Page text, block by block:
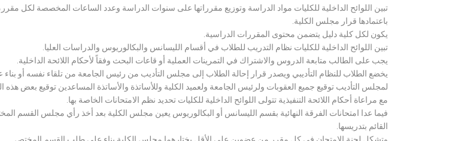
تبين اللوائح الداخلية للكليات مواد الدراسة وتوزيع مقرراتها على سنوات الدراسة وعدد الساعات المخصصة
باعتمادها قرار مجلس الكلية.
يكون لكل كلية دليل يتضمن محتوى المقررات الدراسية.
تبين اللوائح الداخلية للكليات نظام التدريب للطلاب في أقسام الليسانس والبكالوريوس والدراسات العليا.
يجب على الطالب متابعة الدروس والاشتراك في التمرينات العملية أو قاعات البحث وفقاً لأحكام اللائحة الداخلية.
يخضع الطلاب للنظام التأديبي ويصدر قرار إحالة الطلاب إلى مجلس التأديب من رئيس الجامعة من تلقاء نفسه أو بناء
لمجلس التأديب توقيع جميع العقوبات ولرئيس الجامعة ولعميد الكلية وللأساتذة والأساتذة المساعدين توقيع بعض هذه
مع مراعاة أحكام اللائحة التنفيذية تتولى اللوائح الداخلية للكليات تحديد نظم الامتحانات الخاصة بها.
فيما عدا امتحانات الفرقة النهائية بقسم الليسانس أو البكالوريوس يعين مجلس الكلية بعد أخذ رأي مجلس القسم
القائم بتدريسها.
وتشكل لجنة الإمتحان في كل مقرر من عضوين على الأقل يختارهما مجلس الكلية بناء على طلب القسم المختص.